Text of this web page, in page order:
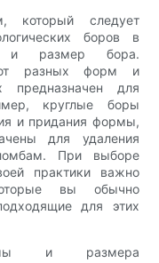
который следует
боров в
и размер бора.
разных форм и
для
круглые боры
и придания формы,
для удаления
При выборе
практики важно
вы обычно
для этих
и размера